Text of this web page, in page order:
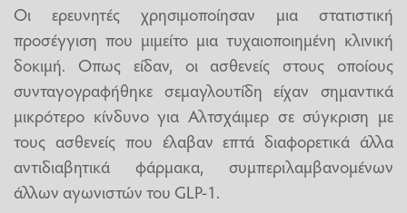
Οι ερευνητές χρησιμοποίησαν μια στατιστική
προσέγγιση που μιμείτο μια τυχαιοποιημένη κλινική
δοκιμή. Οπως είδαν, οι ασθενείς στους οποίους
συνταγογραφήθηκε σεμαγλουτίδη είχαν σημαντικά
μικρότερο κίνδυνο για Αλτσχάιμερ σε σύγκριση με
τους ασθενείς που έλαβαν επτά διαφορετικά άλλα
αντιδιαβητικά φάρμακα, συμπεριλαμβανομένων
άλλων αγωνιστών του GLP-1.